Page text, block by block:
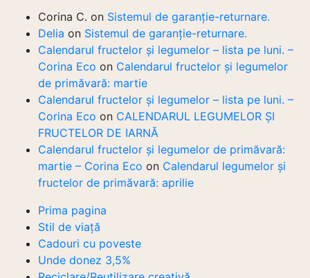
Corina C. on Sistemul de garanție-returnare.
Delia on Sistemul de garanție-returnare.
Calendarul fructelor și legumelor – lista pe luni. –
Corina Eco on Calendarul fructelor și legumelor
de primăvară: martie
Calendarul fructelor și legumelor – lista pe luni. –
Corina Eco on CALENDARUL LEGUMELOR ȘI
FRUCTELOR DE IARNĂ
Calendarul fructelor și legumelor de primăvară:
martie – Corina Eco on Calendarul legumelor și
fructelor de primăvară: aprilie
Prima pagina
Stil de viață
Cadouri cu poveste
Unde donez 3,5%